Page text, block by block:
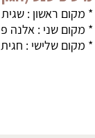
ראשון : שגית
שני : אלנה
שלישי : חגית